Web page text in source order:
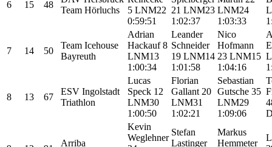
6 15 48
Team Hörluchs
5 LNM22
0:59:51
21 LNM23
1:02:37
LNM24
1:03:33
7 14 50
Team Icehouse
Bayreuth
Adrian
Hackauf 8
LNM13
1:00:34
Leander
Schneider
19 LNM14
1:01:58
Nico
Hofmann
23 LNM15
1:04:16
8 13 67
ESV Ingolstadt
Triathlon
Lucas
Speck 12
LNM30
1:00:50
Florian
Gallant 20
LNM31
1:02:21
Sebastian
Gutsche 35
LNM29
1:09:06
Arriba
Kevin
Weglehner
Stefan
Lastinger
Markus
Hemmeter